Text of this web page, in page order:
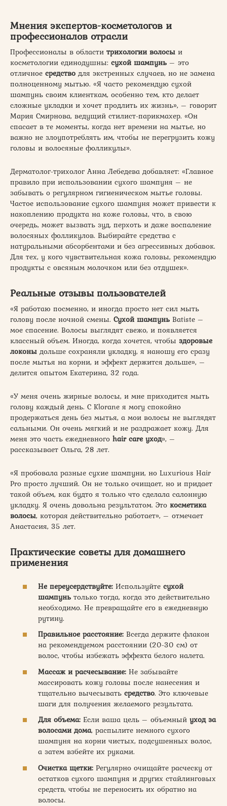
Мнения экспертов-косметологов и
профессионалов отрасли
Профессионалы в области трихологии волосы и
косметологии единодушны: сухой шампунь – это
отличное средство для экстренных случаев, но не замена
полноценному мытью. «Я часто рекомендую сухой
шампунь своим клиенткам, особенно тем, кто делает
сложные укладки и хочет продлить их жизнь», – говорит
Мария Смирнова, ведущий стилист-парикмахер. «Он
спасает в те моменты, когда нет времени на мытье, но
важно не злоупотреблять им, чтобы не перегрузить кожу
головы и волосяные фолликулы».
Дерматолог-трихолог Анна Лебедева добавляет: «Главное
правило при использовании сухого шампуня – не
забывать о регулярном гигиеническом мытье головы.
Частое использование сухого шампуня может привести к
накоплению продукта на коже головы, что, в свою
очередь, может вызвать зуд, перхоть и даже воспаление
волосяных фолликулов. Выбирайте средства с
натуральными абсорбентами и без агрессивных добавок.
Для тех, у кого чувствительная кожа головы, рекомендую
продукты с овсяным молочком или без отдушек».
Реальные отзывы пользователей
«Я работаю посменно, и иногда просто нет сил мыть
голову после ночной смены. Сухой шампунь Batiste –
мое спасение. Волосы выглядят свежо, и появляется
классный объем. Иногда, когда хочется, чтобы здоровые
локоны дольше сохраняли укладку, я наношу его сразу
после мытья на корни, и эффект держится дольше», –
делится опытом Екатерина, 32 года.
«У меня очень жирные волосы, и мне приходится мыть
голову каждый день. С Klorane я могу спокойно
продержаться день без мытья, а мои волосы не выглядят
сальными. Он очень мягкий и не раздражает кожу. Для
меня это часть ежедневного hair care уход», –
рассказывает Ольга, 28 лет.
«Я пробовала разные сухие шампуни, но Luxurious Hair
Pro просто лучший. Он не только очищает, но и придает
такой объем, как будто я только что сделала салонную
укладку. Я очень довольна результатом. Это косметика
волосы, которая действительно работает», – отмечает
Анастасия, 35 лет.
Практические советы для домашнего
применения
Не переусердствуйте: Используйте сухой
шампунь только тогда, когда это действительно
необходимо. Не превращайте его в ежедневную
рутину.
Правильное расстояние: Всегда держите флакон
на рекомендуемом расстоянии (20-30 см) от
волос, чтобы избежать эффекта белого налета.
Массаж и расчесывание: Не забывайте
массировать кожу головы после нанесения и
тщательно вычесывать средство. Это ключевые
шаги для получения желаемого результата.
Для объема: Если ваша цель – объемный уход за
волосами дома, распылите немного сухого
шампуня на корни чистых, подсушенных волос,
а затем взбейте их руками.
Очистка щетки: Регулярно очищайте расческу от
остатков сухого шампуня и других стайлинговых
средств, чтобы не переносить их обратно на
волосы.